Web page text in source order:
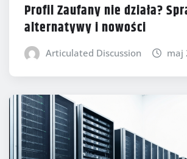
Profil Zaufany nie działa?
alternatywy i nowości
Articulated Discussion maj